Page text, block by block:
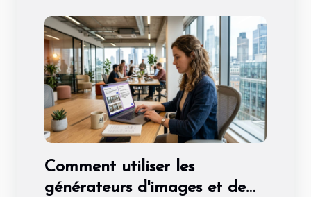
Comment utiliser les
générateurs d'images et de